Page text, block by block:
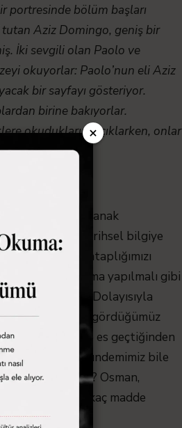
×
portresinde bölüm başları
tutan Aziz Domingo, geniş bir
İki sevgili olan Paolo ve
okuyorlar: Paolo’nun eli Aziz
bir sayfayı gösteriyor.
birine bakıyorlar.
okuduklarını açıklarken, onlar
kendimize dayanak
yönelik tarihsel bilgiye
muhataplığımızı
tarihsel okuma yapılmalı gibi
değil midir? Dolayısıyla
her yerde gördüğümüz
tacirliği de es geçtiğinden
ki fular gündemimiz bile
yere atıyor? Osman,
birkaç madde